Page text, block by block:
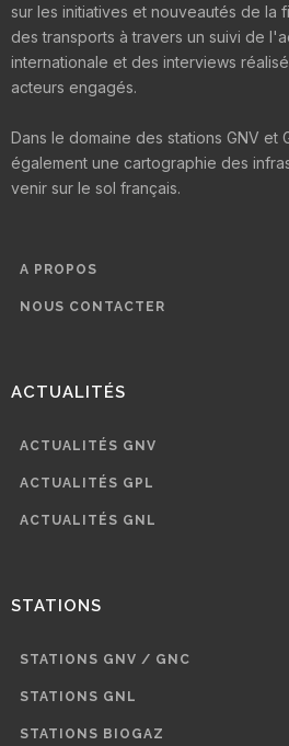
sur les initiatives et nouveautés de la
des transports à travers un suivi de
internationale et des interviews
acteurs engagés.
Dans le domaine des stations GNV et
également une cartographie des
venir sur le sol français.
A PROPOS
NOUS CONTACTER
ACTUALITÉS
ACTUALITÉS GNV
ACTUALITÉS GPL
ACTUALITÉS GNL
STATIONS
STATIONS GNV / GNC
STATIONS GNL
STATIONS BIOGAZ